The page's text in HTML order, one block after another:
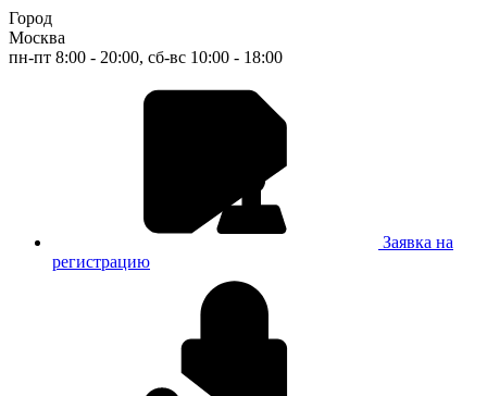
Город
Москва
пн-пт 8:00 - 20:00, сб-вс 10:00 - 18:00
Заявка на
регистрацию